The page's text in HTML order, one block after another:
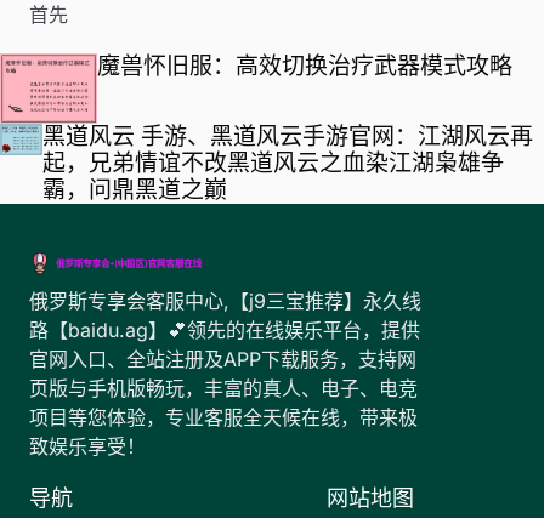
首先
魔兽怀旧服：高效切换治疗武器模式攻略
黑道风云 手游、黑道风云手游官网：江湖风云再
起，兄弟情谊不改黑道风云之血染江湖枭雄争
霸，问鼎黑道之巅
俄罗斯专享会客服中心,【j9三宝推荐】永久线
路【baidu.ag】💕领先的在线娱乐平台，提供
官网入口、全站注册及APP下载服务，支持网
页版与手机版畅玩，丰富的真人、电子、电竞
项目等您体验，专业客服全天候在线，带来极
致娱乐享受！
导航 网站地图